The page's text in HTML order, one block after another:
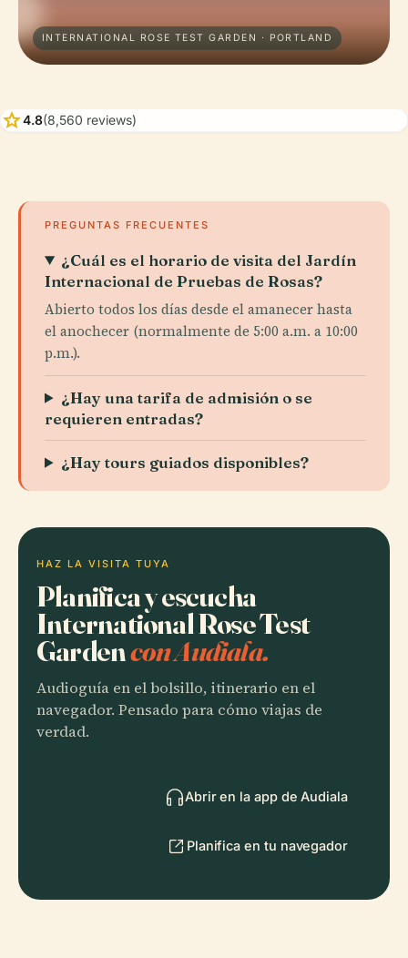
INTERNATIONAL ROSE TEST GARDEN · PORTLAND
star4.8(8,560 reviews)
PREGUNTAS FRECUENTES
¿Cuál es el horario de visita del Jardín
Internacional de Pruebas de Rosas?
Abierto todos los días desde el amanecer hasta
el anochecer (normalmente de 5:00 a.m. a 10:00
p.m.).
¿Hay una tarifa de admisión o se
requieren entradas?
¿Hay tours guiados disponibles?
HAZ LA VISITA TUYA
Planifica y escucha
International Rose Test
Gardencon Audiala.
Audioguía en el bolsillo, itinerario en el
navegador. Pensado para cómo viajas de
verdad.
Abrir en la app de Audiala
Planifica en tu navegador